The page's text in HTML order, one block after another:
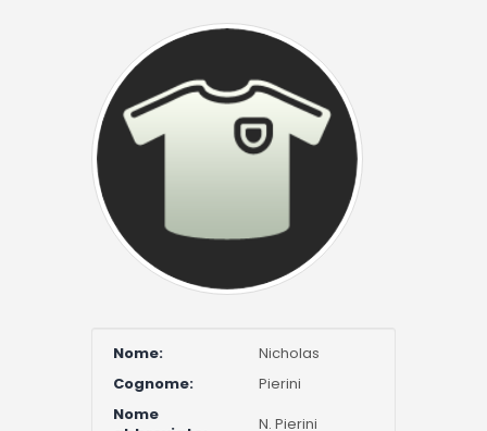
Nome:
Nicholas
Cognome:
Pierini
Nome
N. Pierini